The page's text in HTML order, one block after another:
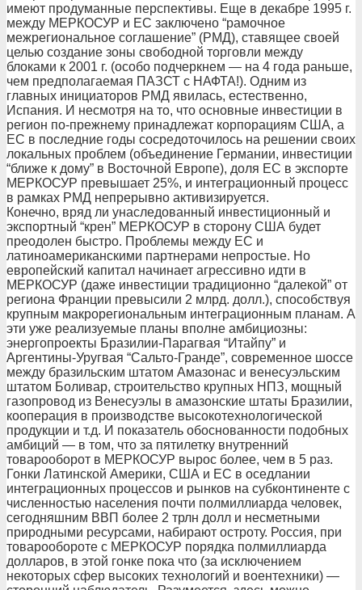
имеют продуманные перспективы. Еще в декабре 1995 г.
между МЕРКОСУР и ЕС заключено “рамочное
межрегиональное соглашение” (РМД), ставящее своей
целью создание зоны свободной торговли между
блоками к 2001 г. (особо подчеркнем — на 4 года раньше,
чем предполагаемая ПАЗСТ с НАФТА!). Одним из
главных инициаторов РМД явилась, естественно,
Испания. И несмотря на то, что основные инвестиции в
регион по-прежнему принадлежат корпорациям США, а
ЕС в последние годы сосредоточилось на решении своих
локальных проблем (объединение Германии, инвестиции
“ближе к дому” в Восточной Европе), доля ЕС в экспорте
МЕРКОСУР превышает 25%, и интеграционный процесс
в рамках РМД непрерывно активизируется.
Конечно, вряд ли унаследованный инвестиционный и
экспортный “крен” МЕРКОСУР в сторону США будет
преодолен быстро. Проблемы между ЕС и
латиноамериканскими партнерами непростые. Но
европейский капитал начинает агрессивно идти в
МЕРКОСУР (даже инвестиции традиционно “далекой” от
региона Франции превысили 2 млрд. долл.), способствуя
крупным макрорегиональным интеграционным планам. А
эти уже реализуемые планы вполне амбициозны:
энергопроекты Бразилии-Парагвая “Итайпу” и
Аргентины-Уругвая “Сальто-Гранде”, современное шоссе
между бразильским штатом Амазонас и венесуэльским
штатом Боливар, строительство крупных НПЗ, мощный
газопровод из Венесуэлы в амазонские штаты Бразилии,
кооперация в производстве высокотехнологической
продукции и т.д. И показатель обоснованности подобных
амбиций — в том, что за пятилетку внутренний
товарооборот в МЕРКОСУР вырос более, чем в 5 раз.
Гонки Латинской Америки, США и ЕС в оседлании
интеграционных процессов и рынков на субконтиненте с
численностью населения почти полмиллиарда человек,
сегодняшним ВВП более 2 трлн долл и несметными
природными ресурсами, набирают остроту. Россия, при
товарообороте с МЕРКОСУР порядка полмиллиарда
долларов, в этой гонке пока что (за исключением
некоторых сфер высоких технологий и воентехники) —